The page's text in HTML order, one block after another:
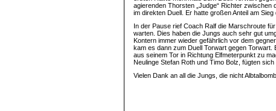
agierenden Thorsten „Judge“ Richter
im direkten Duell. Er hatte großen Anteil am
In der Pause rief Coach Ralf die Marschroute
warten. Dies haben die Jungs auch sehr gut
Kontern immer wieder gefährlich vor dem
kam es dann zum Duell Torwart gegen Torwart.
aus seinem Tor in Richtung Elfmeterpunkt zu
Neulinge Stefan Roth und Timo Bolz, fügten sich
Vielen Dank an all die Jungs, die nicht